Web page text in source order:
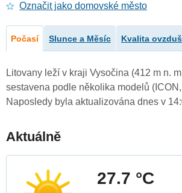
Označit jako domovské město
Počasí Slunce a Měsíc Kvalita
Litovany leží v kraji Vysočina (412 m n.
sestavena podle několika modelů
Naposledy byla aktualizována dnes v
Aktuálně
27.7 °C